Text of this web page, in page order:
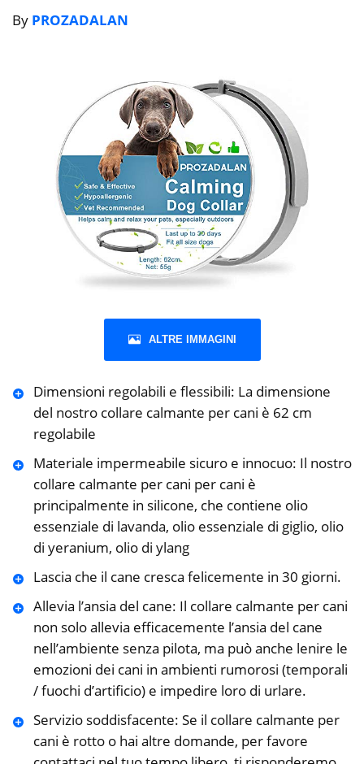
By PROZADALAN
ALTRE IMMAGINI
Dimensioni regolabili e flessibili: La dimensione
del nostro collare calmante per cani è 62 cm
regolabile
Materiale impermeabile sicuro e innocuo: Il nostro
collare calmante per cani per cani è
principalmente in silicone, che contiene olio
essenziale di lavanda, olio essenziale di giglio, olio
di yeranium, olio di ylang
Lascia che il cane cresca felicemente in 30 giorni.
Allevia l’ansia del cane: Il collare calmante per cani
non solo allevia efficacemente l’ansia del cane
nell’ambiente senza pilota, ma può anche lenire le
emozioni dei cani in ambienti rumorosi (temporali
/ fuochi d’artificio) e impedire loro di urlare.
Servizio soddisfacente: Se il collare calmante per
cani è rotto o hai altre domande, per favore